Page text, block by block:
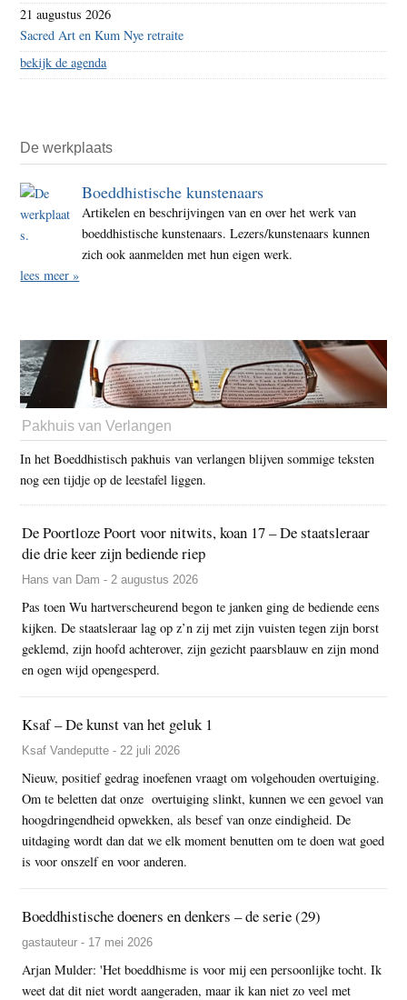
21 augustus 2026
Sacred Art en Kum Nye retraite
bekijk de agenda
De werkplaats
Boeddhistische kunstenaars
Artikelen en beschrijvingen van en over het werk van
boeddhistische kunstenaars. Lezers/kunstenaars kunnen
zich ook aanmelden met hun eigen werk.
lees meer »
Pakhuis van Verlangen
In het Boeddhistisch pakhuis van verlangen blijven sommige teksten
nog een tijdje op de leestafel liggen.
De Poortloze Poort voor nitwits, koan 17 – De staatsleraar
die drie keer zijn bediende riep
Hans van Dam - 2 augustus 2026
Pas toen Wu hartverscheurend begon te janken ging de bediende eens
kijken. De staatsleraar lag op z’n zij met zijn vuisten tegen zijn borst
geklemd, zijn hoofd achterover, zijn gezicht paarsblauw en zijn mond
en ogen wijd opengesperd.
Ksaf – De kunst van het geluk 1
Ksaf Vandeputte - 22 juli 2026
Nieuw, positief gedrag inoefenen vraagt om volgehouden overtuiging.
Om te beletten dat onze overtuiging slinkt, kunnen we een gevoel van
hoogdringendheid opwekken, als besef van onze eindigheid. De
uitdaging wordt dan dat we elk moment benutten om te doen wat goed
is voor onszelf en voor anderen.
Boeddhistische doeners en denkers – de serie (29)
gastauteur - 17 mei 2026
Arjan Mulder: 'Het boeddhisme is voor mij een persoonlijke tocht. Ik
weet dat dit niet wordt aangeraden, maar ik kan niet zo veel met